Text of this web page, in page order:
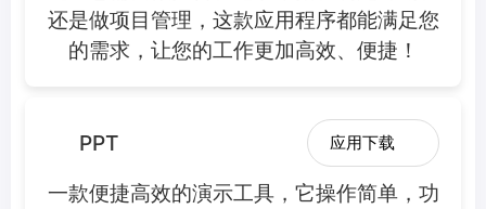
还是做项目管理，这款应用程序都能满足您
的需求，让您的工作更加高效、便捷！
PPT 应用下载
一款便捷高效的演示工具，它操作简单，功